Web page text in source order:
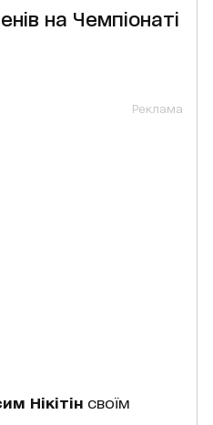
на Чемпіонаті
Реклама
Нікітін своїм